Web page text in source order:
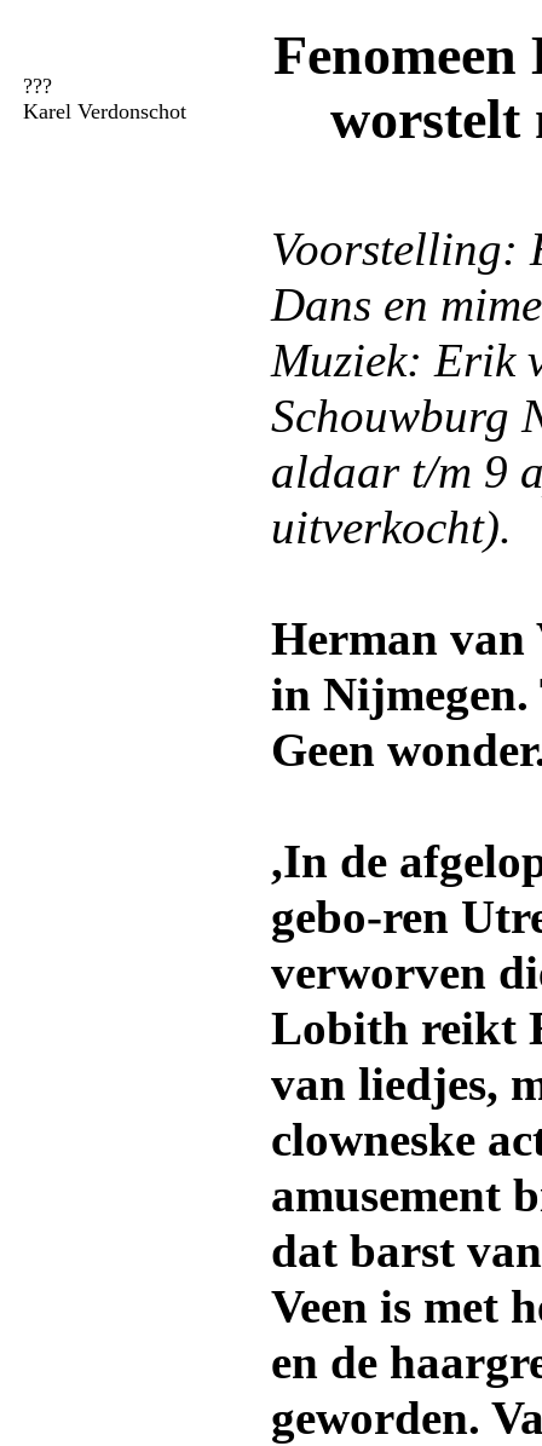
???
Karel Verdonschot
Fenomeen
worstelt
Voorstelling:
Dans en
Muziek: Erik
Schouwburg
aldaar t/m 9
uitverkocht).
Herman van
in
Geen
,In de
gebo-ren
verworven
Lobith reikt
van liedjes,
clowneske
amusement
dat barst
Veen is met
en de
geworden.